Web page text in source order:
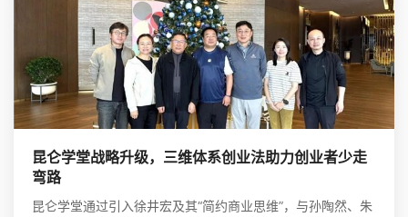
昆仑学堂战略升级，三维体系创业法助力创业者少走
弯路
昆仑学堂通过引入徐井宏及其“简约商业思维”，与孙陶然、朱